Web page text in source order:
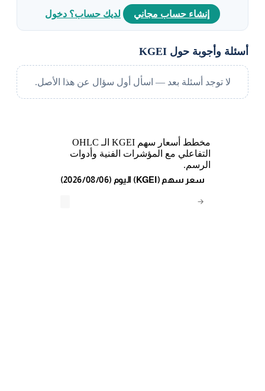
إنشاء حساب مجاني لديك حساب؟ دخول
أسئلة وأجوبة حول KGEI
لا توجد أسئلة بعد — اسأل أول سؤال عن هذا الأصل.
مخطط أسعار سهم KGEI الـ OHLC
التفاعلي مع المؤشرات الفنية وأدوات
الرسم.
→
(2026/08/06) اليوم (KGEI) سعر سهم